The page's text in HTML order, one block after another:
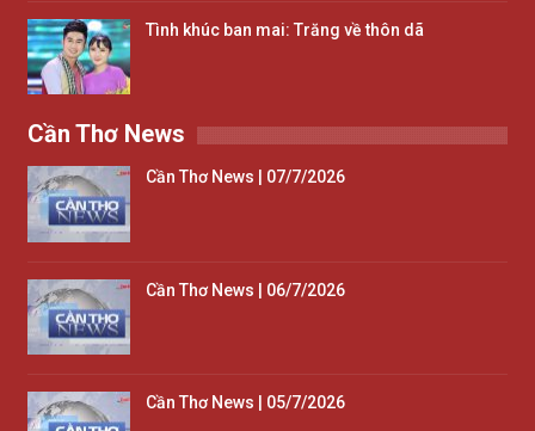
Tình khúc ban mai: Trăng về thôn dã
Cần Thơ News
Cần Thơ News | 07/7/2026
Cần Thơ News | 06/7/2026
Cần Thơ News | 05/7/2026